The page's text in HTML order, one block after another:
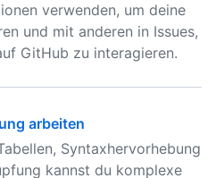
verwenden, um deine
und mit anderen in Issues,
GitHub zu interagieren.
arbeiten
Syntaxhervorhebung
kannst du komplexe